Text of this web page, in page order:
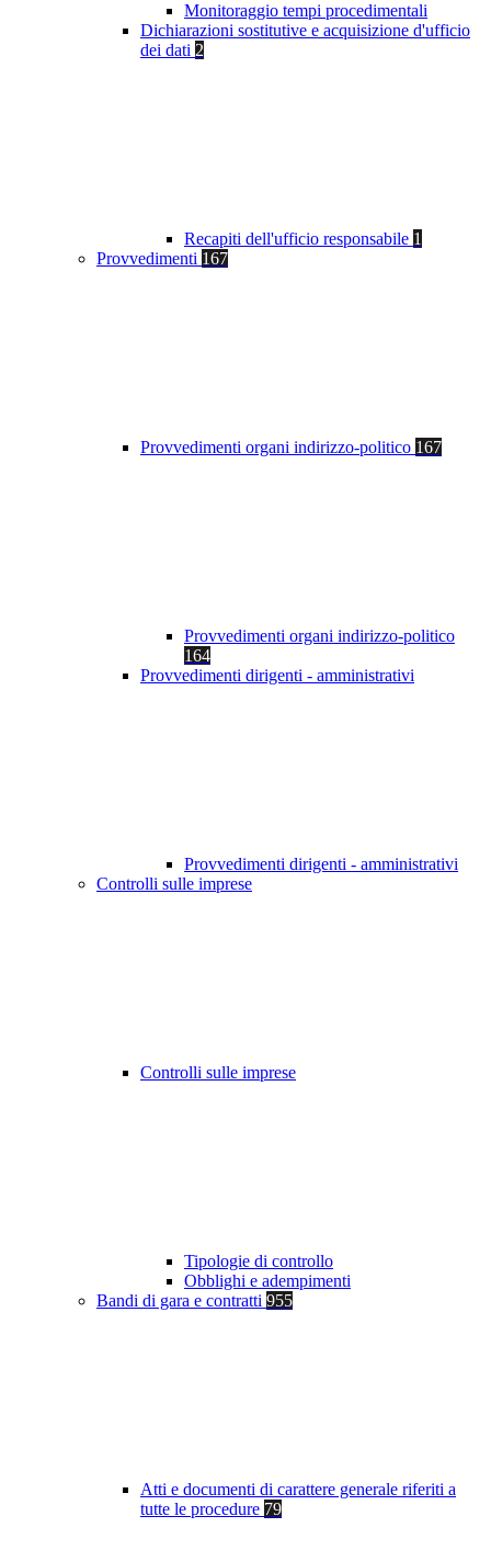
Monitoraggio tempi procedimentali
Dichiarazioni sostitutive e acquisizione d'ufficio
dei dati 2
Recapiti dell'ufficio responsabile 1
Provvedimenti 167
Provvedimenti organi indirizzo-politico 167
Provvedimenti organi indirizzo-politico
164
Provvedimenti dirigenti - amministrativi
Provvedimenti dirigenti - amministrativi
Controlli sulle imprese
Controlli sulle imprese
Tipologie di controllo
Obblighi e adempimenti
Bandi di gara e contratti 955
Atti e documenti di carattere generale riferiti a
tutte le procedure 79